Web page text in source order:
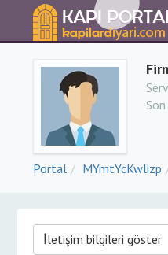
Portal MYmtYcKwlizp
İletişim bilgileri göster